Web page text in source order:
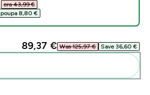
era 43,99 €‎
poupa 8,80 €‎
89,37 €‎ Was 125,97 €‎ Save 36,60 €‎